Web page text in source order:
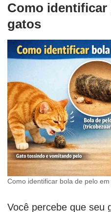
Como identificar
gatos
Como identificar bola de pelo
Você percebe que seu